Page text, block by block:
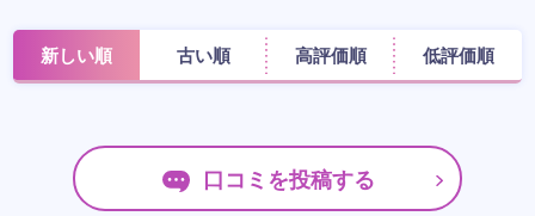
新しい順 古い順 高評価順 低評価順
口コミを投稿する